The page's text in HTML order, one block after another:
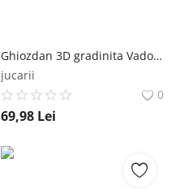
Ghiozdan 3D gradinita Vadobag Bluey Oh Happy Days 32x26x11cm Vadobag
jucarii
0
69,98 Lei